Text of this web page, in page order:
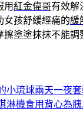
用紅金偉哥有效解
女孩舒緩經痛的緩
擦塗塗抹抹不能調
小琉球兩天一夜
淋機食用背心為